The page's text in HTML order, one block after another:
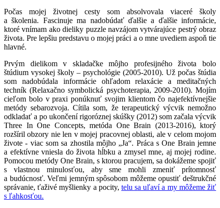
Počas mojej životnej cesty som absolvovala viaceré školy
a školenia. Fascinuje ma nadobúdať ďalšie a ďalšie informácie,
ktoré vnímam ako dieliky puzzle navzájom vytvárajúce pestrý obraz
života. Pre lepšiu predstavu o mojej práci a o mne uvediem aspoň tie
hlavné.
Prvým dielikom v skladačke môjho profesijného života bolo
štúdium vysokej školy – psychológie (2005-2010). Už počas štúdia
som nadobúdala informácie ohľadom relaxácie a meditačných
techník (Relaxačno symbolická psychoterapia, 2009-2010). Mojím
cieľom bolo v praxi ponúknuť svojim klientom čo najefektívnejšie
metódy sebarozvoja. Cítila som, že terapeutický výcvik nemožno
odkladať a po ukončení rigoróznej skúšky (2012) som začala výcvik
Three In One Concepts, metóda One Brain (2013-2016), ktorý
rozšíril obzory nie len v mojej pracovnej oblasti, ale v celom mojom
živote - viac som sa zhostila môjho „Ja“. Práca s One Brain jemne
a efektívne vniesla do života hĺbku a zmysel mne, aj mojej rodine.
Pomocou metódy One Brain, s ktorou pracujem, sa dokážeme spojiť
s vlastnou minulosťou, aby sme mohli zmeniť prítomnosť
a budúcnosť. Veľmi jemným spôsobom môžeme opustiť deštrukčné
správanie, ťaživé myšlienky a pocity, telu sa uľaví a my môžeme žiť
s ľahkosťou.